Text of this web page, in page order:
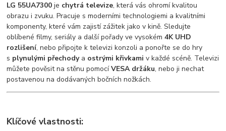
LG 55UA7300je chytrá televize, která vás ohromí kvalitou
obrazu i zvuku. Pracuje s moderními technologiemi a kvalitními
komponenty, které vám zajistí zážitek jako v kině. Sledujte
oblíbené filmy, seriály a další pořady ve vysokém4K UHD
rozlišení, nebo připojte k televizi konzoli a ponořte se do hry
s plynulými přechodya ostrými křivkami v každé scéně. Televizi
můžete pověsit na stěnu pomocíVESA držáku, nebo ji nechat
postavenou na dodávaných bočních nožkách.
Klíčové vlastnosti: